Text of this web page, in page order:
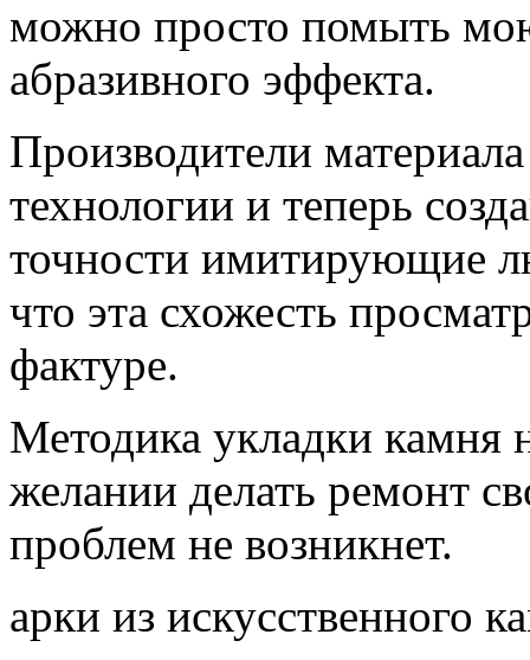
можно просто помыть
абразивного эффекта.
Производители
технологии и теперь
точности имитирующие
что эта схожесть
фактуре.
Методика укладки камня
желании делать ремонт
проблем не возникнет.
арки из искусственного